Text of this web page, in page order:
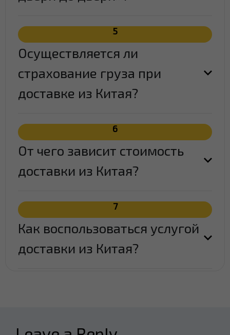
5
Осуществляется ли
страхование груза при
доставке из Китая?
6
От чего зависит стоимость
доставки из Китая?
7
Как воспользоваться услугой
доставки из Китая?